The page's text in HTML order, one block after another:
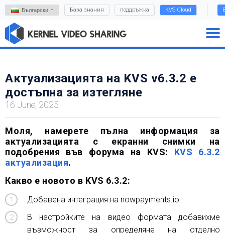
Български База знания поддръжка KVS Cloud
Актуализацията на KVS v6.3.2 е
достъпна за изтегляне
16 June, 2025
Моля, намерете пълна информация за
актуализацията с екранни снимки на
подобрения във форума на KVS: KVS 6.3.2
актуализация.
Какво е новото в KVS 6.3.2:
Добавена интеграция на nowpayments.io.
В настройките на видео формата добавихме
възможност за определяне на отделно